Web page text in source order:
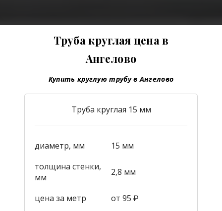
Труба круглая цена в
Ангелово
Купить круглую трубу в Ангелово
Труба круглая 15 мм
диаметр, мм
15 мм
толщина стенки,
мм
2,8 мм
цена за метр от 95 ₽